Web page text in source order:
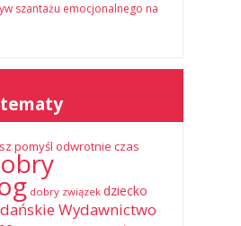
szantażu emocjonalnego na
pomyśl odwrotnie czas
dobry związek dziecko
Wydawnictwo